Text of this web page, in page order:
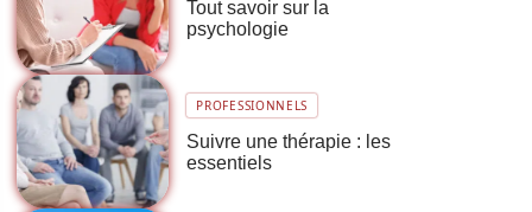
Tout savoir sur la
psychologie
PROFESSIONNELS
Suivre une thérapie : les
essentiels